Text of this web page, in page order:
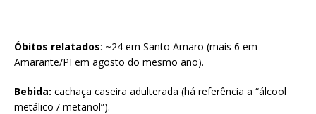
Óbitos relatados: ~24 em Santo Amaro (mais 6 em
Amarante/PI em agosto do mesmo ano).
Bebida: cachaça caseira adulterada (há referência a “álcool
metálico / metanol”).